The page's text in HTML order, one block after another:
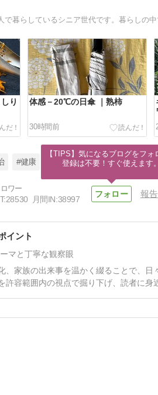
で暮らしているシニア世代です。暮らしの
り
体感－20℃の日傘 ｜熟柿
30時間前
#健康
28530 月間IN:38997
報告
イント
マと丁寧な観察眼
、家族の出来事を温かく綴ることで、
許容範囲内の視点で掘り下げ、読者に身
【TIPS】気になるブログをフォ
登録は不要！すぐ使えます。